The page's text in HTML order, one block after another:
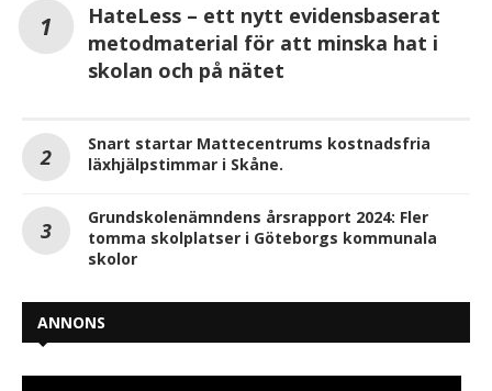
HateLess – ett nytt evidensbaserat
metodmaterial för att minska hat i
skolan och på nätet
Snart startar Mattecentrums kostnadsfria
läxhjälpstimmar i Skåne.
Grundskolenämndens årsrapport 2024: Fler
tomma skolplatser i Göteborgs kommunala
skolor
ANNONS